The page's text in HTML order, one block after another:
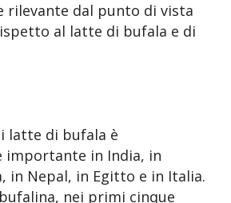
rilevante dal punto di vista
al latte di bufala e di
latte di bufala è
importante in India, in
in Nepal, in Egitto e in Italia.
nei primi cinque